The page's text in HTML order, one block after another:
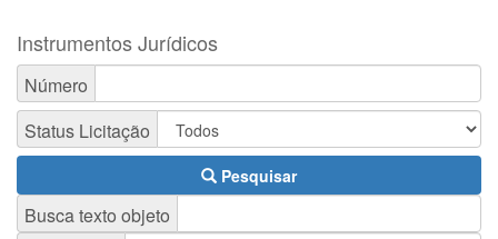
Instrumentos Jurídicos
Número
Status Licitação
Pesquisar
Busca texto objeto